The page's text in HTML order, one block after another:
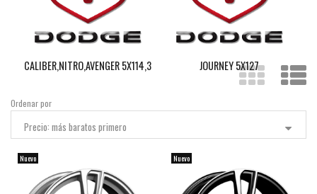
CALIBER,NITRO,AVENGER 5X114,3 JOURNEY 5X127
Ordenar por
Precio: más baratos primero
Nuevo Nuevo